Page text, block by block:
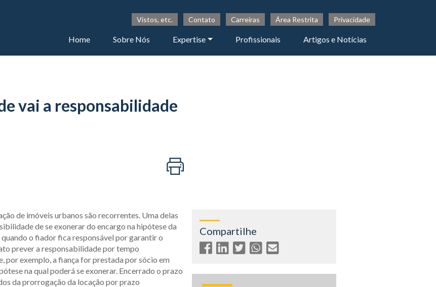
Vistos, etc. Contato Carreiras Área Restrita Privacidade
Home Sobre Nós Expertise Profissionais Artigos e Notícias
vai a responsabilidade
de imóveis urbanos são recorrentes. Uma delas
de se exonerar do encargo na hipótese da
o fiador fica responsável por garantir o
prever a responsabilidade por tempo
por exemplo, a fiança for prestada por sócio em
na qual poderá se exonerar. Encerrado o prazo
da prorrogação da locação por prazo
Compartilhe